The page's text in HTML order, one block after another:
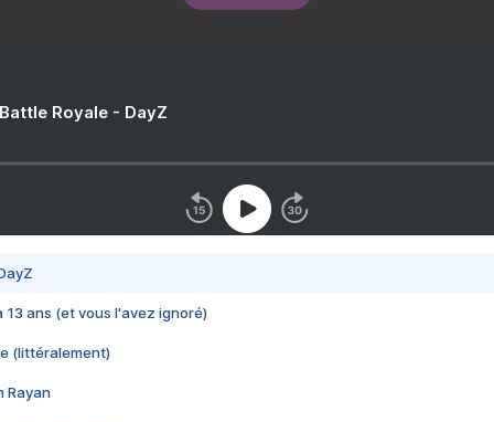
Royale - DayZ
13 ans (et vous l'avez ignoré)
(littéralement)
Rayan